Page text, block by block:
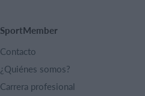
SportMember
Contacto
¿Quiénes somos?
Carrera profesional